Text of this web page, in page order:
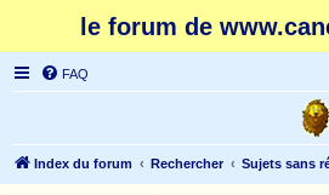
le forum de
FAQ
Index du forum Rechercher Sujets sans